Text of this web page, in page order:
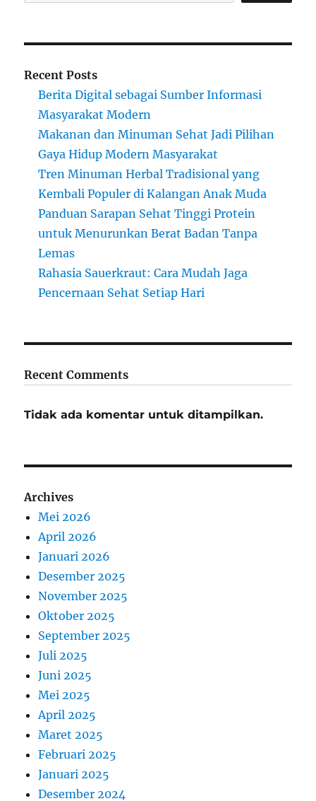
Recent Posts
Berita Digital sebagai Sumber Informasi
Masyarakat Modern
Makanan dan Minuman Sehat Jadi Pilihan
Gaya Hidup Modern Masyarakat
Tren Minuman Herbal Tradisional yang
Kembali Populer di Kalangan Anak Muda
Panduan Sarapan Sehat Tinggi Protein
untuk Menurunkan Berat Badan Tanpa
Lemas
Rahasia Sauerkraut: Cara Mudah Jaga
Pencernaan Sehat Setiap Hari
Recent Comments
Tidak ada komentar untuk ditampilkan.
Archives
Mei 2026
April 2026
Januari 2026
Desember 2025
November 2025
Oktober 2025
September 2025
Juli 2025
Juni 2025
Mei 2025
April 2025
Maret 2025
Februari 2025
Januari 2025
Desember 2024